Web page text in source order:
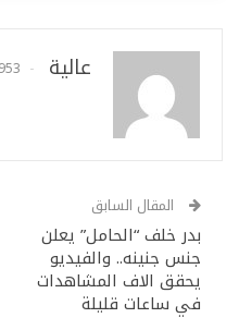
عالية Posts
المقال السابق
بدر خلف “الحامل” يعلن
جنس جنينه.. والفيديو
يحقق الاف المشاهدات
في ساعات قليلة